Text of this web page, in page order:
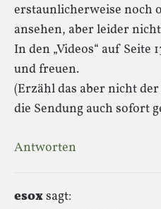
erstaunlicherweise noch
ansehen, aber leider
In den „Videos“ auf Seite
und freuen.
(Erzähl das aber nicht
die Sendung auch sofort
Antworten
esoxsagt: